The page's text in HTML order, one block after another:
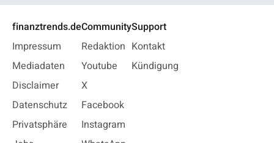
finanztrends.de
Impressum
Mediadaten
Disclaimer
Datenschutz
Privatsphäre
Community
Redaktion
Youtube
X
Facebook
Instagram
Support
Kontakt
Kündigung